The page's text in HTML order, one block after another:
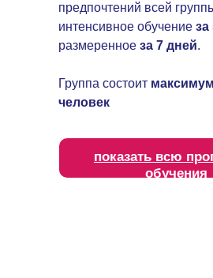
предпочтений всей
интенсивное обучение за
размеренное за 7 дней.
Группа состоит
человек
показать всю
обучения